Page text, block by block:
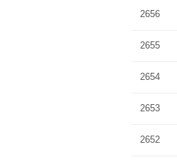
2656
2655
2654
2653
2652